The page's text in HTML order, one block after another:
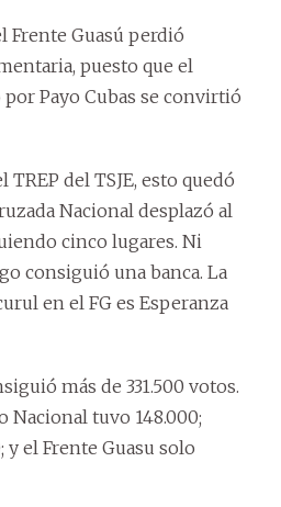
Frente Guasú perdió
puesto que el
Payo Cubas se convirtió
del TSJE, esto quedó
Nacional desplazó al
cinco lugares. Ni
consiguió una banca. La
en el FG es Esperanza
más de 331.500 votos.
Nacional tuvo 148.000;
y el Frente Guasu solo